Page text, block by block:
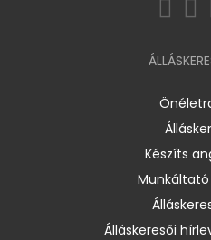
Készíts
Álláskeresői